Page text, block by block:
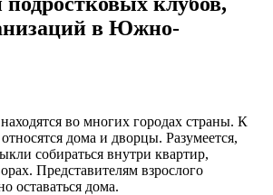
в Южно-
во многих городах страны. К
дома и дворцы. Разумеется,
собираться внутри квартир,
Представителям взрослого
оставаться дома.